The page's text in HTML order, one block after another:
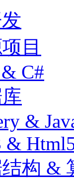
目
C#
&
&
构 &